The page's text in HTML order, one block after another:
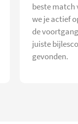
beste match
we je actief
de
juiste
gevonden.